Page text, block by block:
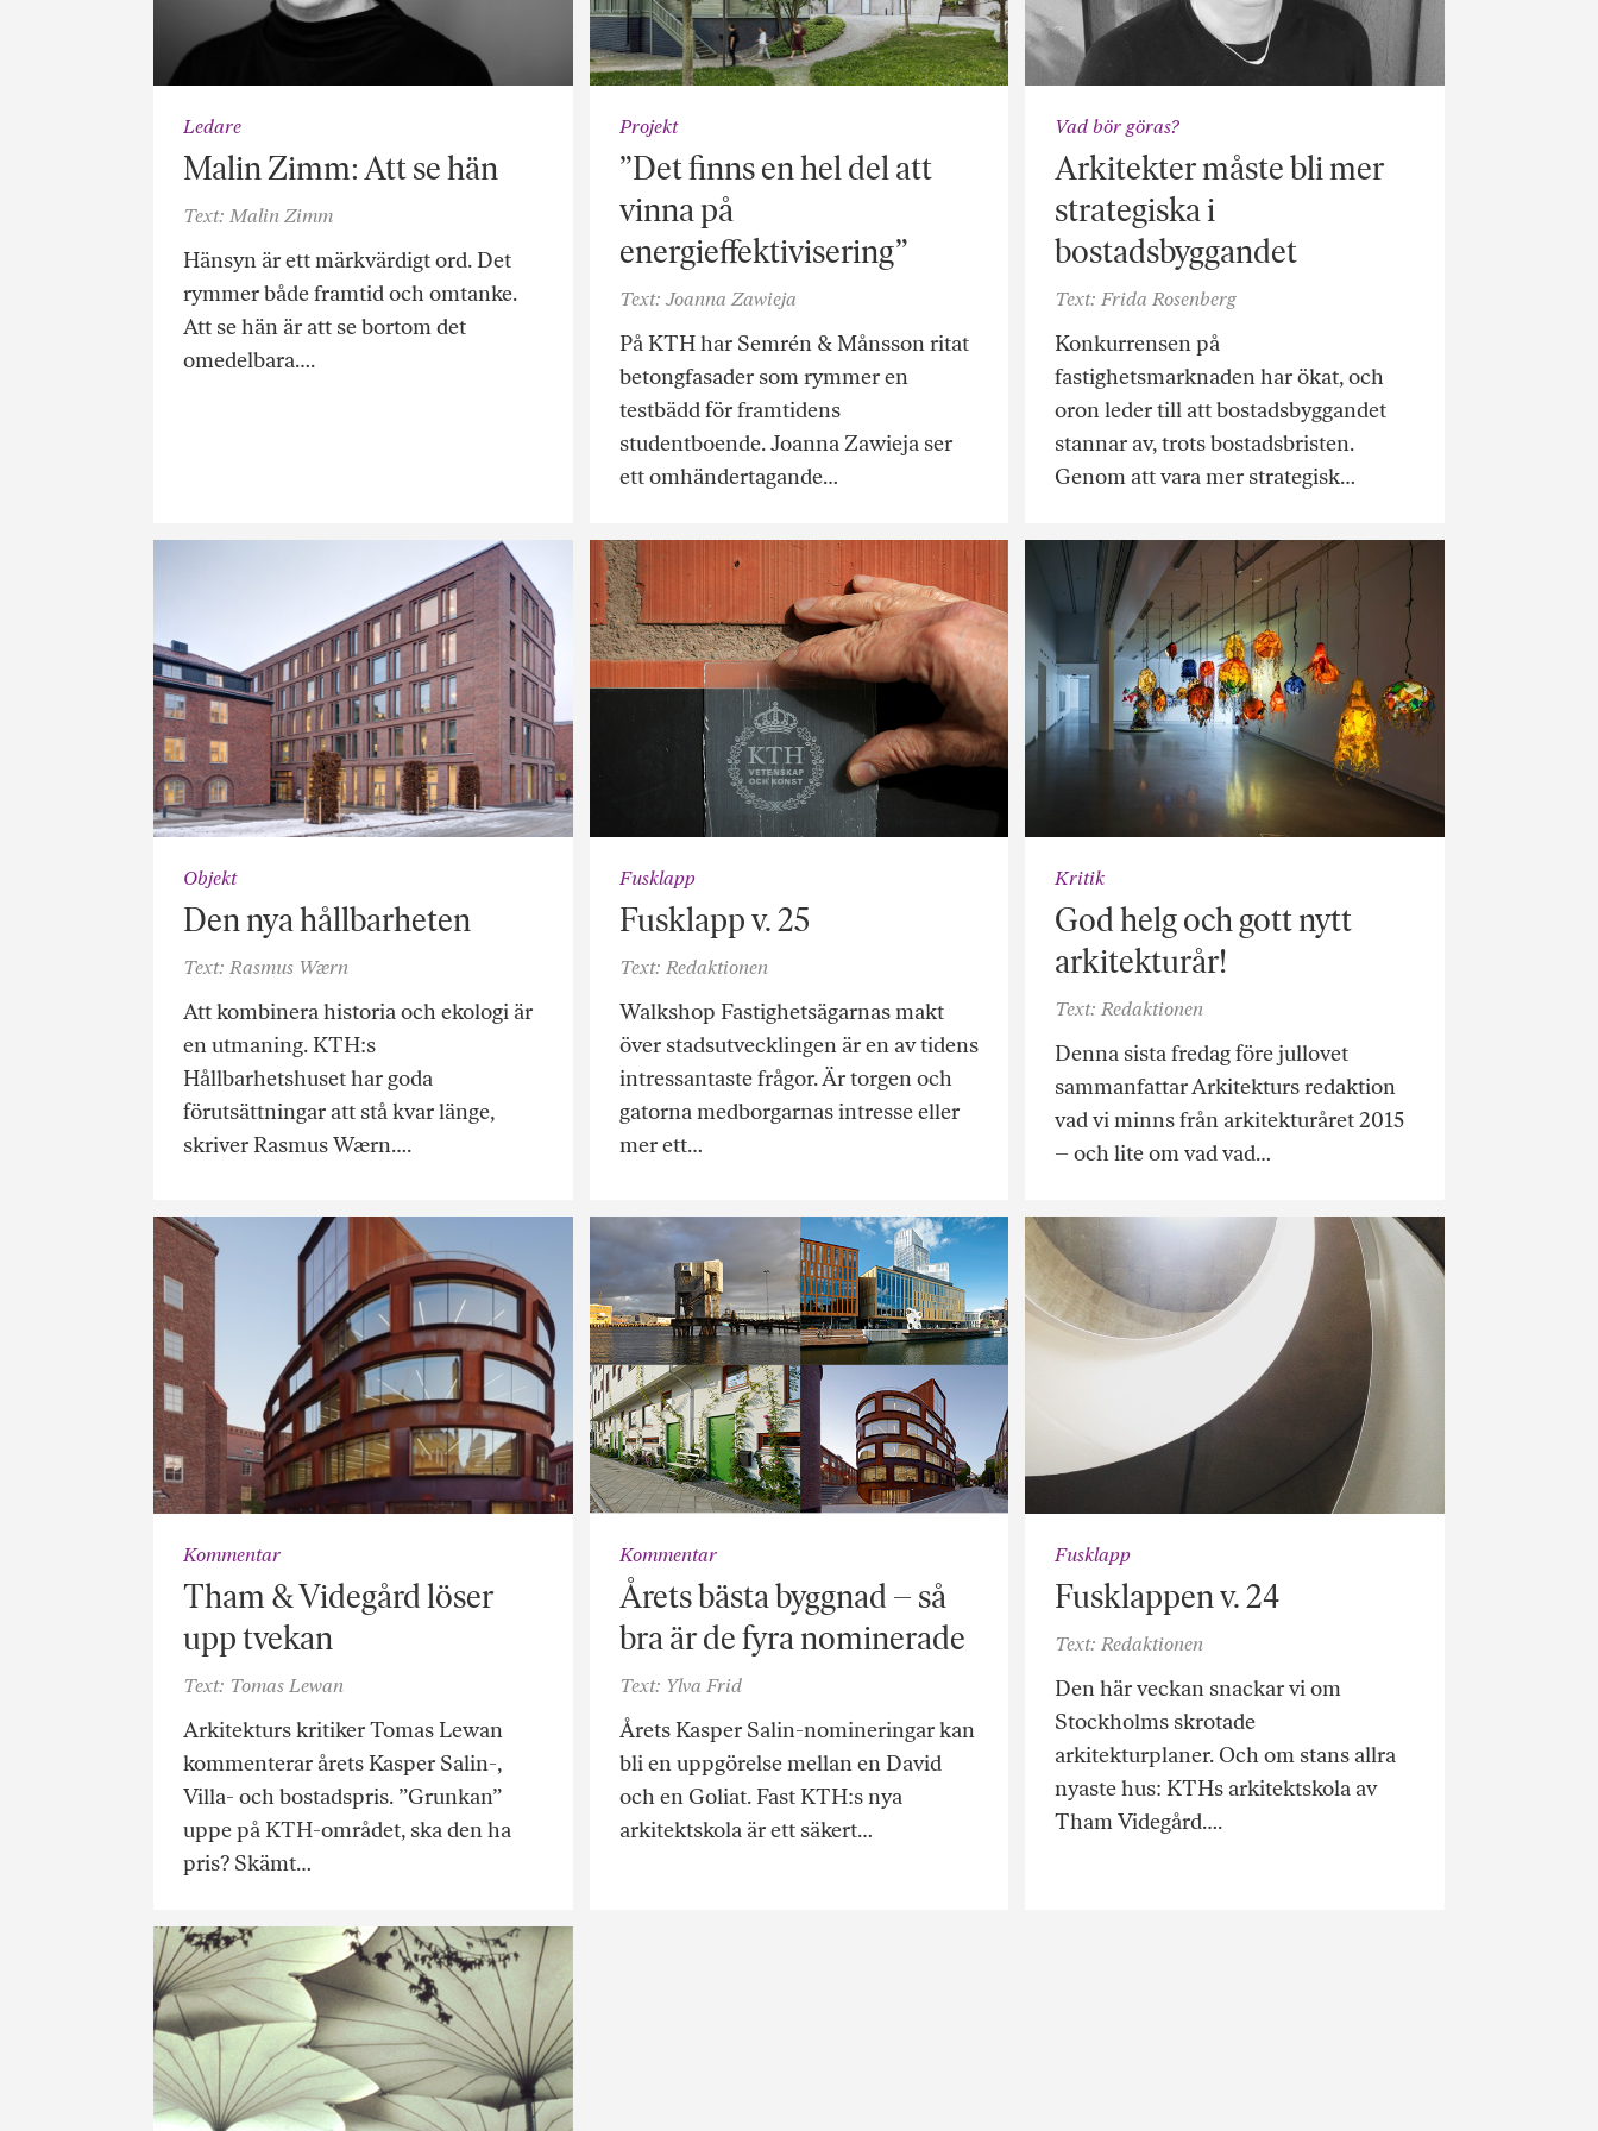
Ledare
Malin Zimm: Att se hän
Text: Malin Zimm
Hänsyn är ett märkvärdigt ord. Det
rymmer både framtid och omtanke.
Att se hän är att se bortom det
omedelbara….
Projekt
”Det finns en hel del att
vinna på
energieffektivisering”
Text: Joanna Zawieja
På KTH har Semrén & Månsson ritat
betongfasader som rymmer en
testbädd för framtidens
studentboende. Joanna Zawieja ser
ett omhändertagande…
Vad bör göras?
Arkitekter måste bli mer
strategiska i
bostadsbyggandet
Text: Frida Rosenberg
Konkurrensen på
fastighetsmarknaden har ökat, och
oron leder till att bostadsbyggandet
stannar av, trots bostadsbristen.
Genom att vara mer strategisk…
Objekt
Den nya hållbarheten
Text: Rasmus Wærn
Att kombinera historia och ekologi är
en utmaning. KTH:s
Hållbarhetshuset har goda
förutsättningar att stå kvar länge,
skriver Rasmus Wærn….
Fusklapp
Fusklapp v. 25
Text: Redaktionen
Walkshop Fastighetsägarnas makt
över stadsutvecklingen är en av tidens
intressantaste frågor. Är torgen och
gatorna med­borgarnas intresse eller
mer ett…
Kritik
God helg och gott nytt
arkitekturår!
Text: Redaktionen
Denna sista fredag före jullovet
sammanfattar Arkitekturs redaktion
vad vi minns från arkitekturåret 2015
– och lite om vad vad…
Kommentar
Tham & Videgård löser
upp tvekan
Text: Tomas Lewan
Arkitekturs kritiker Tomas Lewan
kommenterar årets Kasper Salin-,
Villa- och bostadspris. ”Grunkan”
uppe på KTH-området, ska den ha
pris? Skämt…
Kommentar
Årets bästa byggnad – så
bra är de fyra nominerade
Text: Ylva Frid
Årets Kasper Salin-nomineringar kan
bli en uppgörelse mellan en David
och en Goliat. Fast KTH:s nya
arkitektskola är ett säkert…
Fusklapp
Fusklappen v. 24
Text: Redaktionen
Den här veckan snackar vi om
Stockholms skrotade
arkitekturplaner. Och om stans allra
nyaste hus: KTHs arkitektskola av
Tham Videgård….